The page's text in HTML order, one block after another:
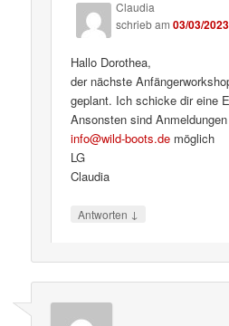
Claudia
schriebam03/03/
Hallo Dorothea,
der nächste
geplant. Ich schicke dir eine
Ansonsten sind
info@wild-boots.de möglich
LG
Claudia
Antworten ↓